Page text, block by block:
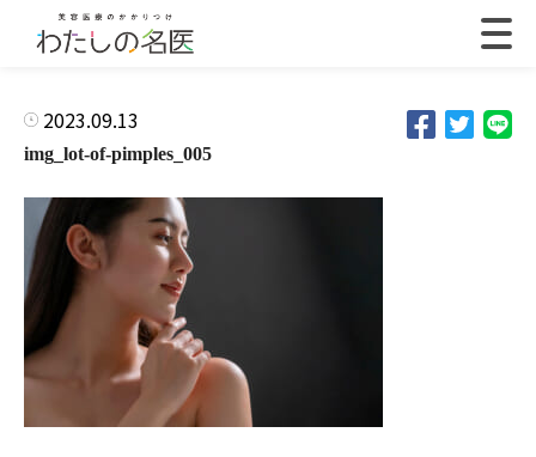
2023.09.13
img_lot-of-pimples_005